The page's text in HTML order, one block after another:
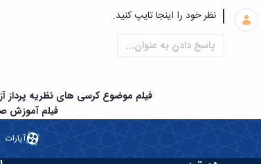
پاسخ دادن به عنوان...
فیلم موضوع کرسی های نظریه پرداز
فیلم آموزش
آپارات